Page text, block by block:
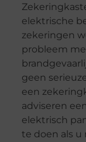
elektrische
zekeringen
probleem
geen
een
adviseren
elektrisch
te doen als